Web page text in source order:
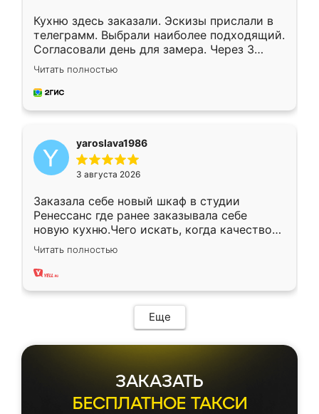
Кухню здесь заказали. Эскизы прислали в
телеграмм. Выбрали наиболее подходящий.
Согласовали день для замера. Через 3
недели кухня была уже готова. Остались
довольны работой. Спасибо Ренессанс
мебель за качественную работу!
Читать полностью
yaroslava1986
3 августа 2026
Заказала себе новый шкаф в студии
Ренессанс где ранее заказывала себе
новую кухню.Чего искать, когда качеством
вполне довольна. Служит кухня уже почти
два года, нареканий нет.
Читать полностью
Еще
ЗАКАЗАТЬ
БЕСПЛАТНОЕ ТАКСИ